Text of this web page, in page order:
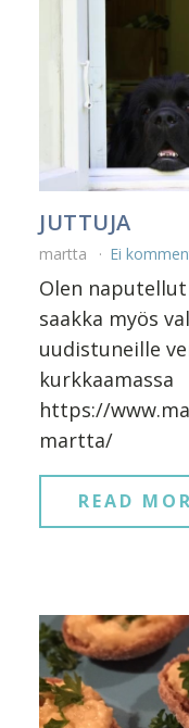
JUTTUJA
martta Ei
Olen
saakka myös
uudistuneille
kurkkaamassa
https://
martta/
READ